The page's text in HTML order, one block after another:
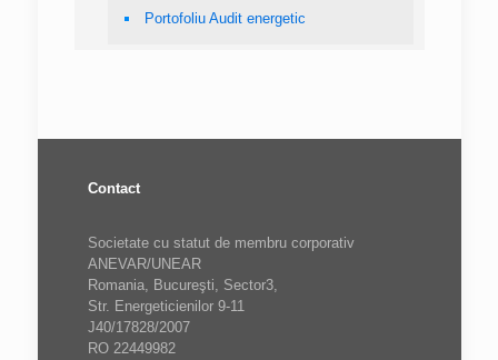
Portofoliu Audit energetic
Contact
Societate cu statut de membru corporativ
ANEVAR/UNEAR
Romania, Bucureşti, Sector3,
Str. Energeticienilor 9-11
J40/17828/2007
RO 22449982